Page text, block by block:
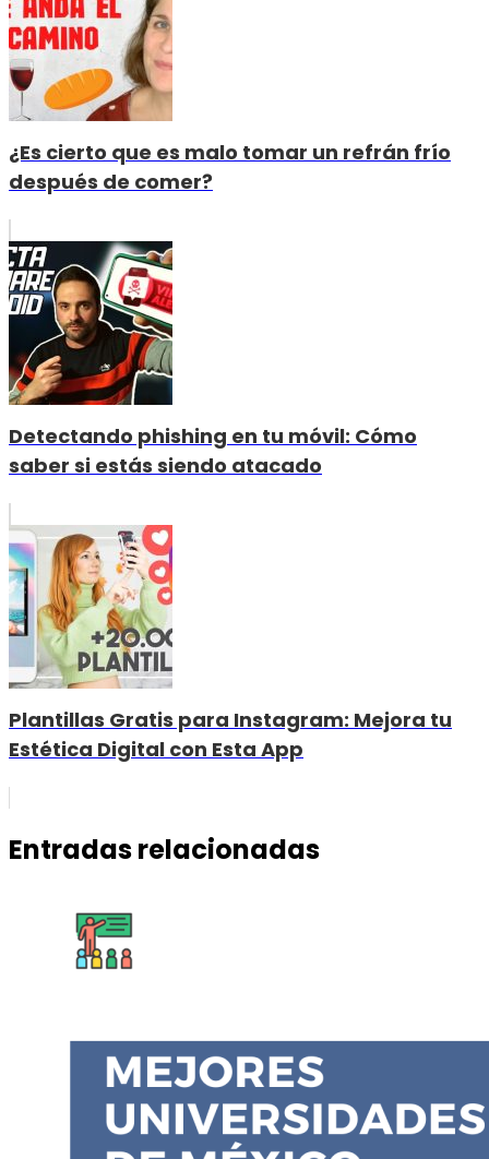
¿Es cierto que es malo tomar un refrán frío
después de comer?
Detectando phishing en tu móvil: Cómo
saber si estás siendo atacado
Plantillas Gratis para Instagram: Mejora tu
Estética Digital con Esta App
Entradas relacionadas